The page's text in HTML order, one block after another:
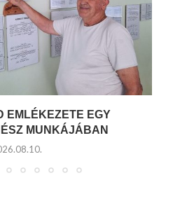
EMLÉKEZETE EGY
MUNKÁJÁBAN